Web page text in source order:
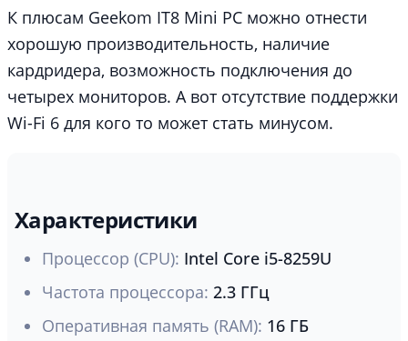
К плюсам Geekom IT8 Mini PC можно отнести
хорошую производительность, наличие
кардридера, возможность подключения до
четырех мониторов. А вот отсутствие поддержки
Wi-Fi 6 для кого то может стать минусом.
Характеристики
Процессор (CPU): Intel Core i5-8259U
Частота процессора: 2.3 ГГц
Оперативная память (RAM): 16 ГБ